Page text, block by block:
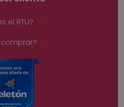
el RTU?